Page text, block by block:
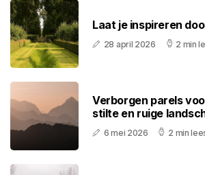
Laat je inspireren
28 april 2026 2 min
Verborgen parels
stilte en ruige
6 mei 2026 2 min